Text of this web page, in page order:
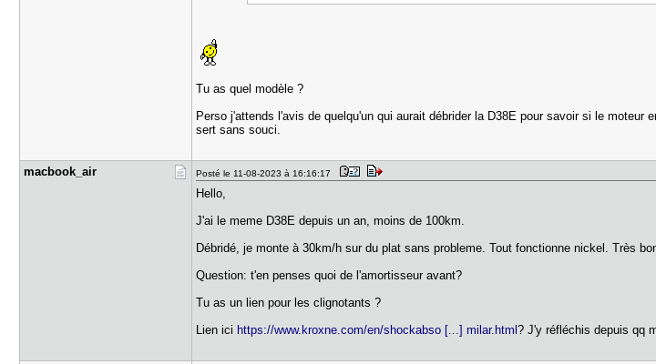
Tu as quel modèle ?
Perso j'attends l'avis de quelqu'un qui aurait débrider la D38E pour savoir si le
sert sans souci.
macbook_ai​r Posté le 11-08-2023 à 16:16:17
Hello,
J'ai le meme D38E depuis un an, moins de 100km.
Débridé, je monte à 30km/h sur du plat sans probleme. Tout fonctionne nickel. Très
Question: t'en penses quoi de l'amortisseur avant?
Tu as un lien pour les clignotants ?
Lien ici https://www.kroxne.com/en/shockabso [...] milar.html? J'y réfléchis depuis qq